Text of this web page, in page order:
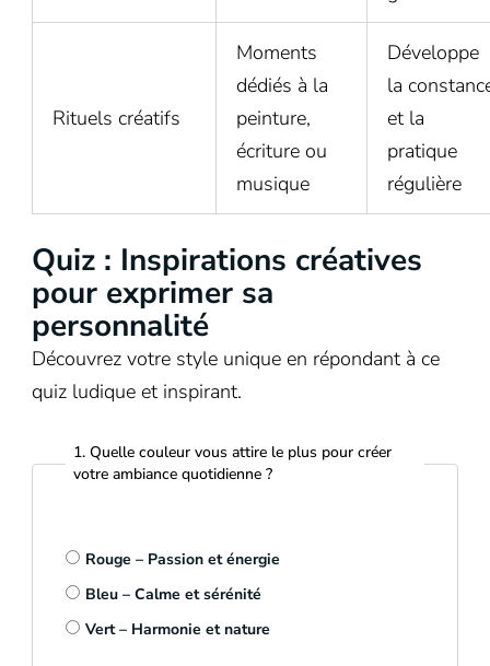
Rituels créatifs
Moments
dédiés à la
peinture,
écriture ou
musique
Développe
la
et la
pratique
régulière
Quiz : Inspirations créatives
pour exprimer sa
personnalité
Découvrez votre style unique en répondant à ce
quiz ludique et inspirant.
1. Quelle couleur vous attire le plus pour créer
votre ambiance quotidienne ?
Rouge – Passion et énergie
Bleu – Calme et sérénité
Vert – Harmonie et nature